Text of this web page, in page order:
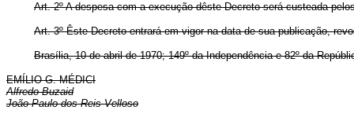
Art. 2º A despesa com a execução dêste Decreto será custeada
Art. 3º Êste Decreto entrará em vigor na data de sua publicação,
Brasília, 10 de abril de 1970; 149º da Independência e 82º da
EMÍLIO G. MÉDICI
Alfredo Buzaid
João Paulo dos Reis Velloso